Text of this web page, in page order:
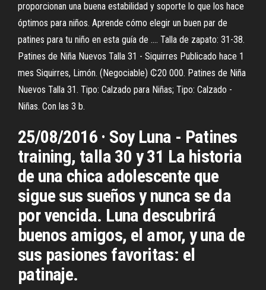
proporcionan una buena estabilidad y soporte lo que los hace
óptimos para niños. Aprende cómo elegir un buen par de
patines para tu niño en esta guía de .... Talla de zapato: 31-38.
Patines de Niña Nuevos Talla 31 - Siquirres Publicado hace 1
mes Siquirres, Limón. (Negociable) ₡20 000. Patines de Niña
Nuevos Talla 31. Tipo: Calzado para Niñas; Tipo: Calzado -
Niñas. Con las 3 b.
25/08/2016 · Soy Luna - Patines
training, talla 30 y 31 La historia
de una chica adolescente que
sigue sus sueños y nunca se da
por vencida. Luna descubrirá
buenos amigos, el amor, y una de
sus pasiones favoritas: el
patinaje.